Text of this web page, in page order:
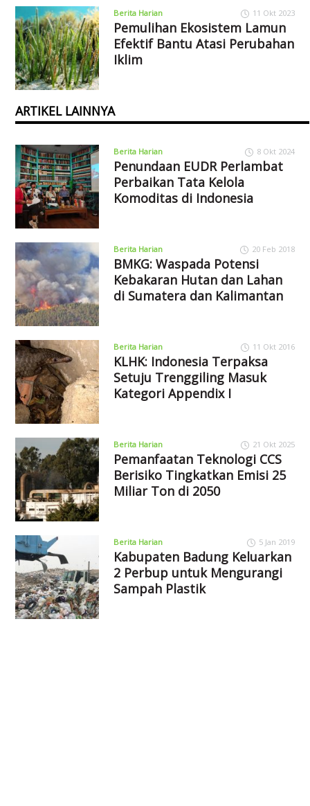
Berita Harian 11 Okt 2023
Pemulihan Ekosistem Lamun
Efektif Bantu Atasi Perubahan
Iklim
ARTIKEL LAINNYA
Berita Harian 8 Okt 2024
Penundaan EUDR Perlambat
Perbaikan Tata Kelola
Komoditas di Indonesia
Berita Harian 20 Feb 2018
BMKG: Waspada Potensi
Kebakaran Hutan dan Lahan
di Sumatera dan Kalimantan
Berita Harian 11 Okt 2016
KLHK: Indonesia Terpaksa
Setuju Trenggiling Masuk
Kategori Appendix I
Berita Harian 21 Okt 2025
Pemanfaatan Teknologi CCS
Berisiko Tingkatkan Emisi 25
Miliar Ton di 2050
Berita Harian 5 Jan 2019
Kabupaten Badung Keluarkan
2 Perbup untuk Mengurangi
Sampah Plastik